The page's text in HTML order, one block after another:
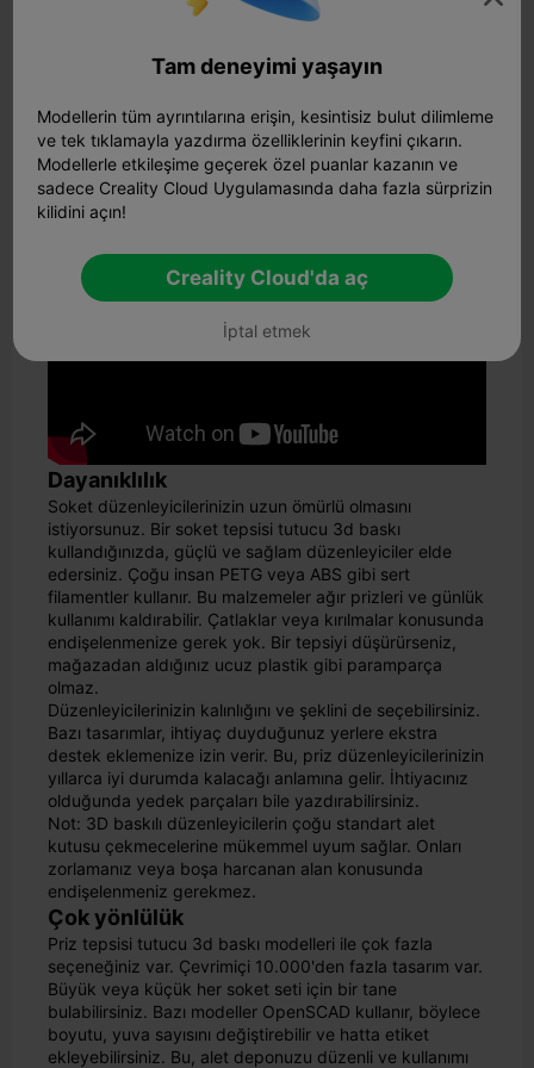
irme
Aramak için daha az, çalışmak için daha çok zaman
harcarsınız. Düzenli bir çekmece, prizlerinizin nerede
olduğunu her zaman bilmeniz anlamına gelir.
Priz Tepsi Tutucu 3D Baskı Avantajları
Dayanıklılık
Soket düzenleyicilerinizin uzun ömürlü olmasını
istiyorsunuz. Bir soket tepsisi tutucu 3d baskı
kullandığınızda, güçlü ve sağlam düzenleyiciler elde
edersiniz. Çoğu insan PETG veya ABS gibi sert
filamentler kullanır. Bu malzemeler ağır prizleri ve günlük
kullanımı kaldırabilir. Çatlaklar veya kırılmalar konusunda
endişelenmenize gerek yok. Bir tepsiyi düşürürseniz,
mağazadan aldığınız ucuz plastik gibi paramparça
olmaz.
Düzenleyicilerinizin kalınlığını ve şeklini de seçebilirsiniz.
Bazı tasarımlar, ihtiyaç duyduğunuz yerlere ekstra
destek eklemenize izin verir. Bu, priz düzenleyicilerinizin
yıllarca iyi durumda kalacağı anlamına gelir. İhtiyacınız
olduğunda yedek parçaları bile yazdırabilirsiniz.
Not: 3D baskılı düzenleyicilerin çoğu standart alet
kutusu çekmecelerine mükemmel uyum sağlar. Onları
zorlamanız veya boşa harcanan alan konusunda
endişelenmeniz gerekmez.
Çok yönlülük
Priz tepsisi tutucu 3d baskı modelleri ile çok fazla
seçeneğiniz var. Çevrimiçi 10.000'den fazla tasarım var.
Büyük veya küçük her soket seti için bir tane
bulabilirsiniz. Bazı modeller OpenSCAD kullanır, böylece
boyutu, yuva sayısını değiştirebilir ve hatta etiket
ekleyebilirsiniz. Bu, alet deponuzu düzenli ve kullanımı
Tam deneyimi yaşayın
Modellerin tüm ayrıntılarına erişin, kesintisiz bulut dilimleme
ve tek tıklamayla yazdırma özelliklerinin keyfini çıkarın.
Modellerle etkileşime geçerek özel puanlar kazanın ve
sadece Creality Cloud Uygulamasında daha fazla sürprizin
kilidini açın!
Creality Cloud'da aç
İptal etmek